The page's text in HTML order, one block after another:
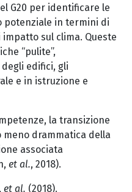
G20 per identificare le
potenziale in termini di
sul clima. Queste
“pulite”,
degli edifici, gli
e in istruzione e
la transizione
drammatica della
associata
et al., 2018).
et al. (2018).